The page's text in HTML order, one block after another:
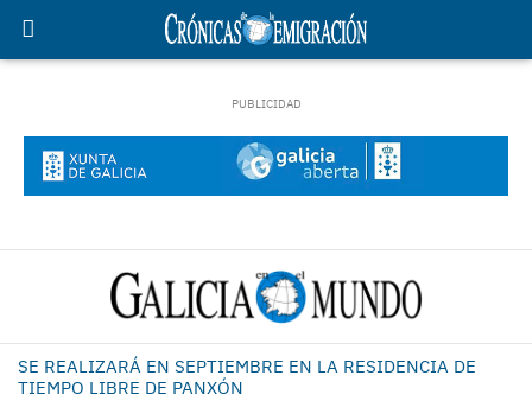
SE REALIZARÁ EN SEPTIEMBRE EN LA RESIDENCIA DE
TIEMPO LIBRE DE PANXÓN